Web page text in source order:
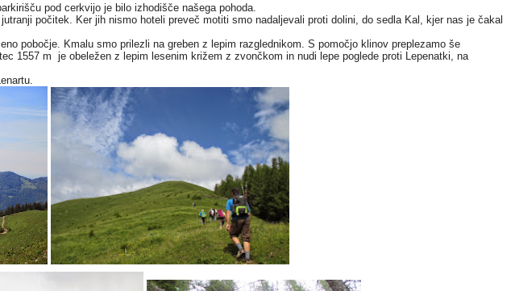
pod cerkvijo je bilo izhodišče našega pohoda.
počitek. Ker jih nismo hoteli preveč motiti smo nadaljevali proti dolini, do sedla Kal, kjer nas je čakal
pobočje. Kmalu smo prilezli na greben z lepim razglednikom. S pomočjo klinov preplezamo še
1557 m je obeležen z lepim lesenim križem z zvončkom in nudi lepe poglede proti Lepenatki, na